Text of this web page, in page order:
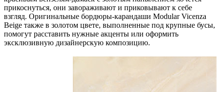
прикоснуться, они завораживают и приковывают к себе
взгляд. Оригинальные бордюры-карандаши Modular Vicenza
Beige также в золотом цвете, выполненные под крупные бусы,
помогут расставить нужные акценты или оформить
эксклюзивную дизайнерскую композицию.